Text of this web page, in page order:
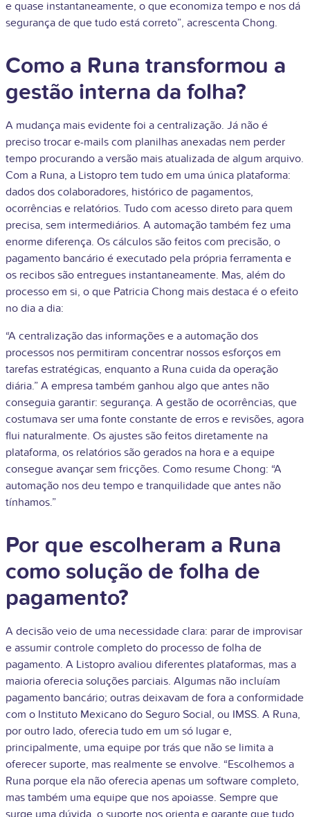
e quase instantaneamente, o que economiza tempo e nos dá
segurança de que tudo está correto”, acrescenta Chong.
Como a Runa transformou a
gestão interna da folha?
A mudança mais evidente foi a centralização. Já não é
preciso trocar e-mails com planilhas anexadas nem perder
tempo procurando a versão mais atualizada de algum arquivo.
Com a Runa, a Listopro tem tudo em uma única plataforma:
dados dos colaboradores, histórico de pagamentos,
ocorrências e relatórios. Tudo com acesso direto para quem
precisa, sem intermediários. A automação também fez uma
enorme diferença. Os cálculos são feitos com precisão, o
pagamento bancário é executado pela própria ferramenta e
os recibos são entregues instantaneamente. Mas, além do
processo em si, o que Patricia Chong mais destaca é o efeito
no dia a dia:
“A centralização das informações e a automação dos
processos nos permitiram concentrar nossos esforços em
tarefas estratégicas, enquanto a Runa cuida da operação
diária.” A empresa também ganhou algo que antes não
conseguia garantir: segurança. A gestão de ocorrências, que
costumava ser uma fonte constante de erros e revisões, agora
flui naturalmente. Os ajustes são feitos diretamente na
plataforma, os relatórios são gerados na hora e a equipe
consegue avançar sem fricções. Como resume Chong: “A
automação nos deu tempo e tranquilidade que antes não
tínhamos.”
Por que escolheram a Runa
como solução de folha de
pagamento?
A decisão veio de uma necessidade clara: parar de improvisar
e assumir controle completo do processo de folha de
pagamento. A Listopro avaliou diferentes plataformas, mas a
maioria oferecia soluções parciais. Algumas não incluíam
pagamento bancário; outras deixavam de fora a conformidade
com o Instituto Mexicano do Seguro Social, ou IMSS. A Runa,
por outro lado, oferecia tudo em um só lugar e,
principalmente, uma equipe por trás que não se limita a
oferecer suporte, mas realmente se envolve. “Escolhemos a
Runa porque ela não oferecia apenas um software completo,
mas também uma equipe que nos apoiasse. Sempre que
surge uma dúvida, o suporte nos orienta e garante que tudo